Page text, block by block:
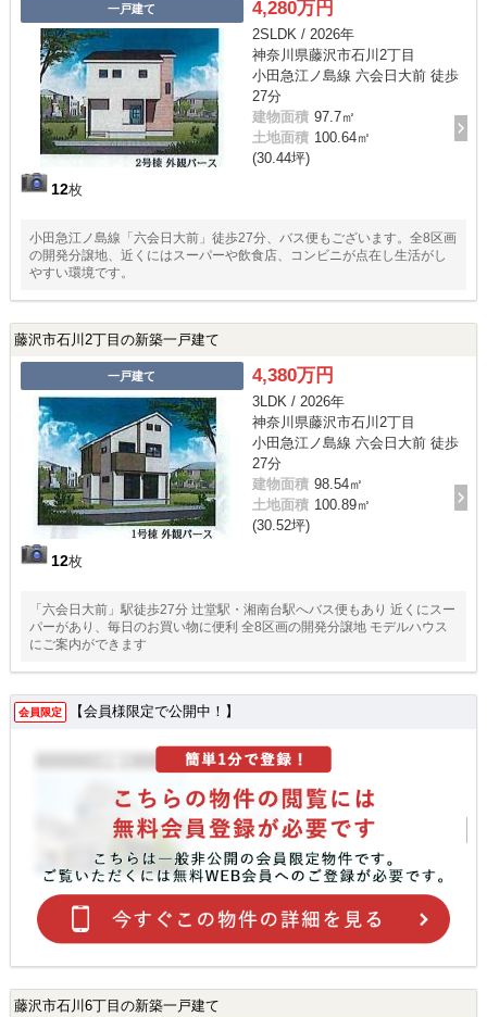
一戸建て
12枚
4,280万円
2SLDK / 2026年
神奈川県藤沢市石川2丁目
小田急江ノ島線 六会日大前 徒歩
27分
建物面積 97.7㎡
土地面積 100.64㎡
(30.44坪)
小田急江ノ島線「六会日大前」徒歩27分、バス便もございます。全8区画
の開発分譲地、近くにはスーパーや飲食店、コンビニが点在し生活がし
やすい環境です。
藤沢市石川2丁目の新築一戸建て
一戸建て
12枚
4,380万円
3LDK / 2026年
神奈川県藤沢市石川2丁目
小田急江ノ島線 六会日大前 徒歩
27分
建物面積 98.54㎡
土地面積 100.89㎡
(30.52坪)
「六会日大前」駅徒歩27分 辻堂駅・湘南台駅へバス便もあり 近くにスー
パーがあり、毎日のお買い物に便利 全8区画の開発分譲地 モデルハウス
にご案内ができます
会員限定 【会員様限定で公開中！】
藤沢市石川6丁目の新築一戸建て